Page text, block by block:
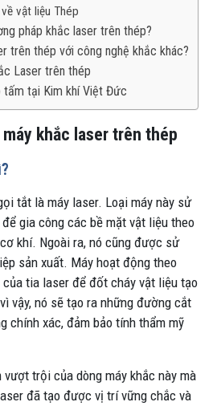
vật liệu Thép
pháp khắc laser trên thép?
trên thép với công nghệ khắc khác?
Laser trên thép
tại Kim khí Việt Đức
khắc laser trên thép
tắt là máy laser. Loại máy này sử
gia công các bề mặt vật liệu theo
khí. Ngoài ra, nó cũng được sử
sản xuất. Máy hoạt động theo
của tia laser để đốt cháy vật liệu tạo
vậy, nó sẽ tạo ra những đường cắt
chính xác, đảm bảo tính thẩm mỹ
trội của dòng máy khắc này mà
đã tạo được vị trí vững chắc và